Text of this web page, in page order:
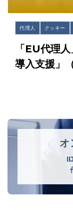
代理人 クッキー
「EU代理
導入支援」
オ